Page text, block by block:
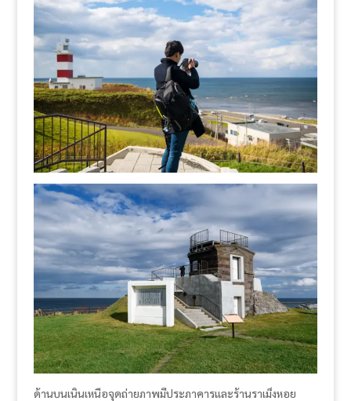
ด้านบนเนินเหนือจุดถ่ายภาพมีประภาคารและร้านราเม็งหอย